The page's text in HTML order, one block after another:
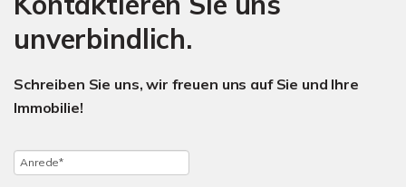
unverbindlich.
Schreiben Sie uns, wir freuen uns auf Sie und Ihre
Immobilie!